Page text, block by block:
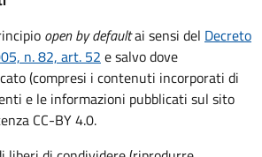
open by defaultai sensi del Decreto
n. 82, art. 52 e salvo dove
(compresi i contenuti incorporati di
e le informazioni pubblicati sul sito
CC-BY 4.0.